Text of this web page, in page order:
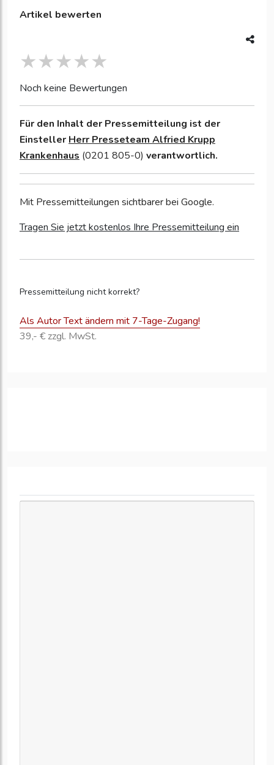
Artikel bewerten
Noch keine Bewertungen
Für den Inhalt der Pressemitteilung ist der
Einsteller Herr Presseteam Alfried Krupp
Krankenhaus (0201 805-0) verantwortlich.
Mit Pressemitteilungen sichtbarer bei Google.
Tragen Sie jetzt kostenlos Ihre Pressemitteilung ein
Pressemitteilung nicht korrekt?
Als Autor Text ändern mit 7-Tage-Zugang!
39,- € zzgl. MwSt.